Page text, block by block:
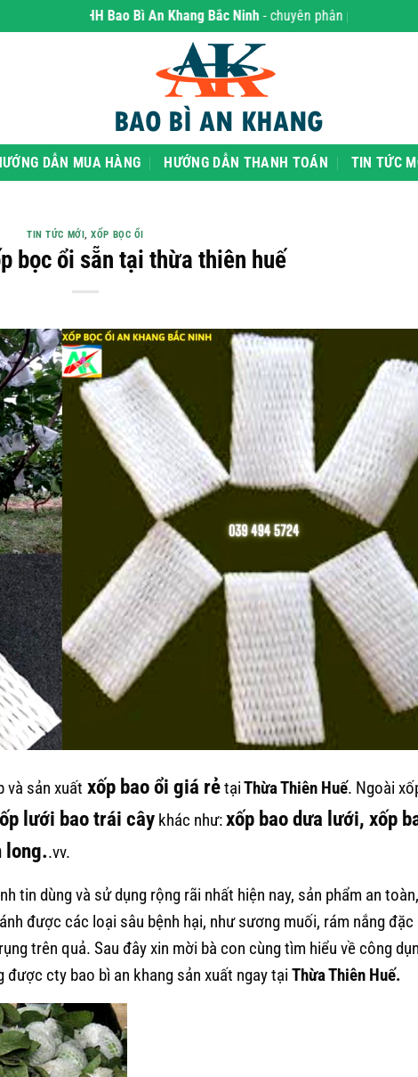
TNHH Bao Bì An Khang Bắc Ninh- chuyên phân phối sỉ và lẻ các sản
DẪN MUA HÀNG HƯỚNG DẪN THANH TOÁN TIN TỨC
TIN TỨC MỚI,XỐP BỌC ỔI
bọc ổi sẵn tại thừa thiên huế
và sản xuất xốp bao ổi giá rẻtạiThừa Thiên Huế. Ngoài
lưới bao trái cây khác như:xốp bao dưa lưới, xốp
long..vv.
tin dùng và sử dụng rộng rãi nhất hiện nay, sản phẩm an toàn,
được các loại sâu bệnh hại, như sương muối, rám nắng đặc
trên quả. Sau đây xin mời bà con cùng tìm hiểu về công
được cty bao bì an khang sản xuất ngay tại Thừa Thiên Huế.